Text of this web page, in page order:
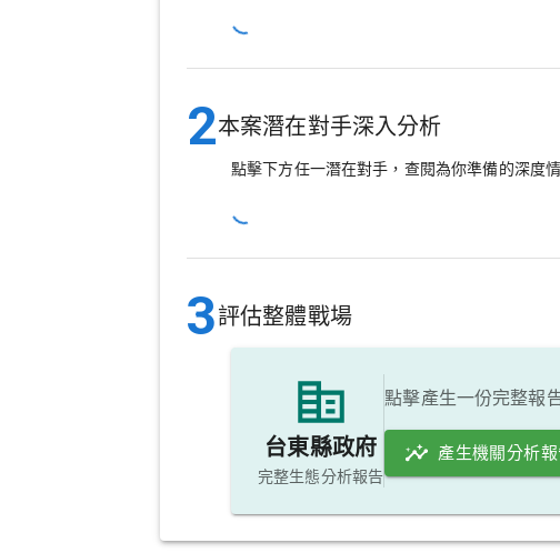
2本案潛在對手深入分析
點擊下方任一潛在對手，查閱為你準備的深度
3評估整體戰場
台東縣政府
完整生態分析報告
點擊產生一份完整報
產生機關分析報